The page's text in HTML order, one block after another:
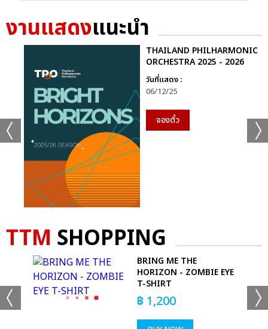
งานแสดงแนะนำ
THAILAND PHILHARMONIC
ORCHESTRA 2025 - 2026
วันที่แสดง :
06/12/25
จองตั๋ว
TTM SHOPPING
BRING ME THE
HORIZON - ZOMBIE EYE
T-SHIRT
฿ 1,200